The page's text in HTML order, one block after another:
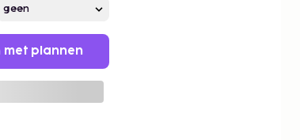
met plannen